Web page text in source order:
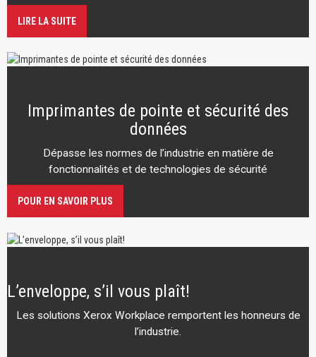
LIRE LA SUITE
Imprimantes de pointe et sécurité des
données
Dépasse les normes de l’industrie en matière de
fonctionnalités et de technologies de sécurité
POUR EN SAVOIR PLUS
L’enveloppe, s’il vous plaît!
Les solutions Xerox Workplace remportent les honneurs de
l’industrie.